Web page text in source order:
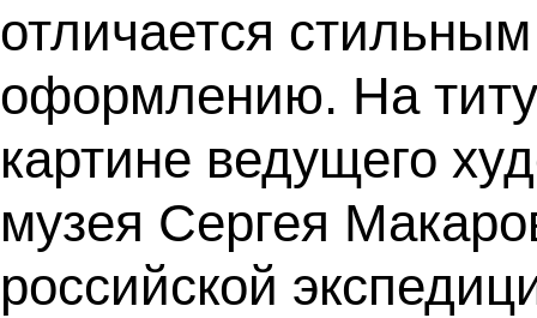
отличается
оформлению. На
картине ведущего
музея Сергея
российской